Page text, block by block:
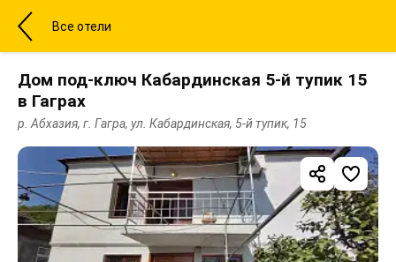
Все отели
Дом под-ключ Кабардинская 5-й тупик 15
в Гаграх
р. Абхазия, г. Гагра, ул. Кабардинская, 5-й тупик, 15